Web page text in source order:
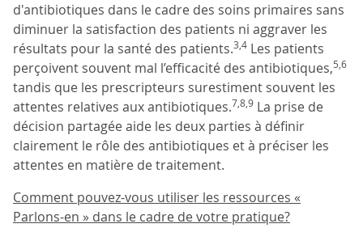
d'antibiotiques dans le cadre des soins primaires sans
diminuer la satisfaction des patients ni aggraver les
résultats pour la santé des patients.3,4 Les patients
perçoivent souvent mal l’efficacité des antibiotiques,5,6
tandis que les prescripteurs surestiment souvent les
attentes relatives aux antibiotiques.7,8,9 La prise de
décision partagée aide les deux parties à définir
clairement le rôle des antibiotiques et à préciser les
attentes en matière de traitement.
Comment pouvez-vous utiliser les ressources «
Parlons-en » dans le cadre de votre pratique?